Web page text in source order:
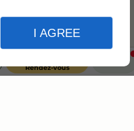
I AGREE
Rendez-vous